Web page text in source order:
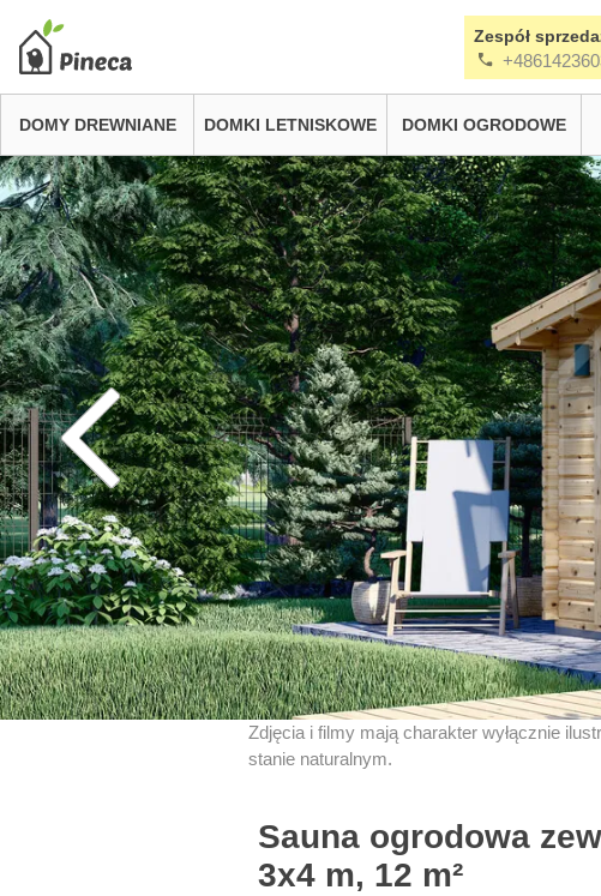
Zespół
DOMY DREWNIANE DOMKI LETNISKOWE DOMKI OGRODOWE
Zdjęcia i filmy mają charakter wyłącznie
stanie naturalnym.
Sauna ogrodowa
3x4 m, 12 m²